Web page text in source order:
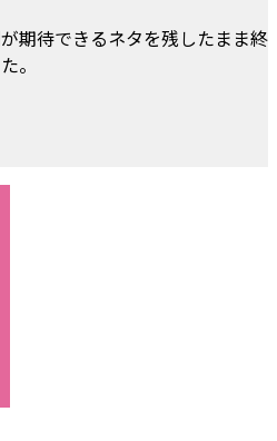
期待できるネタを残したまま終
。